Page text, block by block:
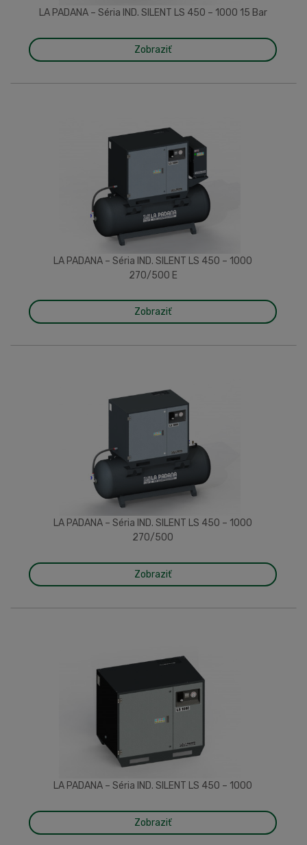
LA PADANA – Séria IND. SILENT LS 450 – 1000 15 Bar
Zobraziť
LA PADANA – Séria IND. SILENT LS 450 – 1000
270/500 E
Zobraziť
LA PADANA – Séria IND. SILENT LS 450 – 1000
270/500
Zobraziť
LA PADANA – Séria IND. SILENT LS 450 – 1000
Zobraziť